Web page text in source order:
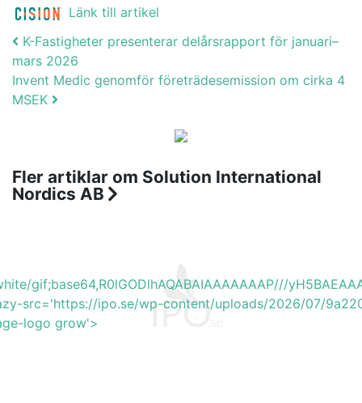
Länk till artikel
Post navigation
K-Fastigheter presenterar delårsrapport för januari–
mars 2026
Invent Medic genomför företrädesemission om cirka 4
MSEK
Fler artiklar om Solution International
Nordics AB
gif;base64,R0lGODlhAQABAIAAAAAAAP///
src='https://ipo.se/wp-content/uploads/2026/07/
logo grow'>